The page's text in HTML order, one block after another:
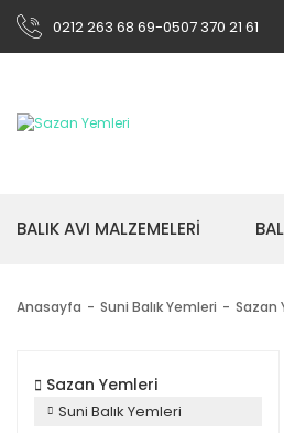
0212 263 68 69-0507 370 21 61
BALIK AVI MALZEMELERİ
Anasayfa Suni Balık Yemleri Sazan
Sazan Yemleri
Suni Balık Yemleri